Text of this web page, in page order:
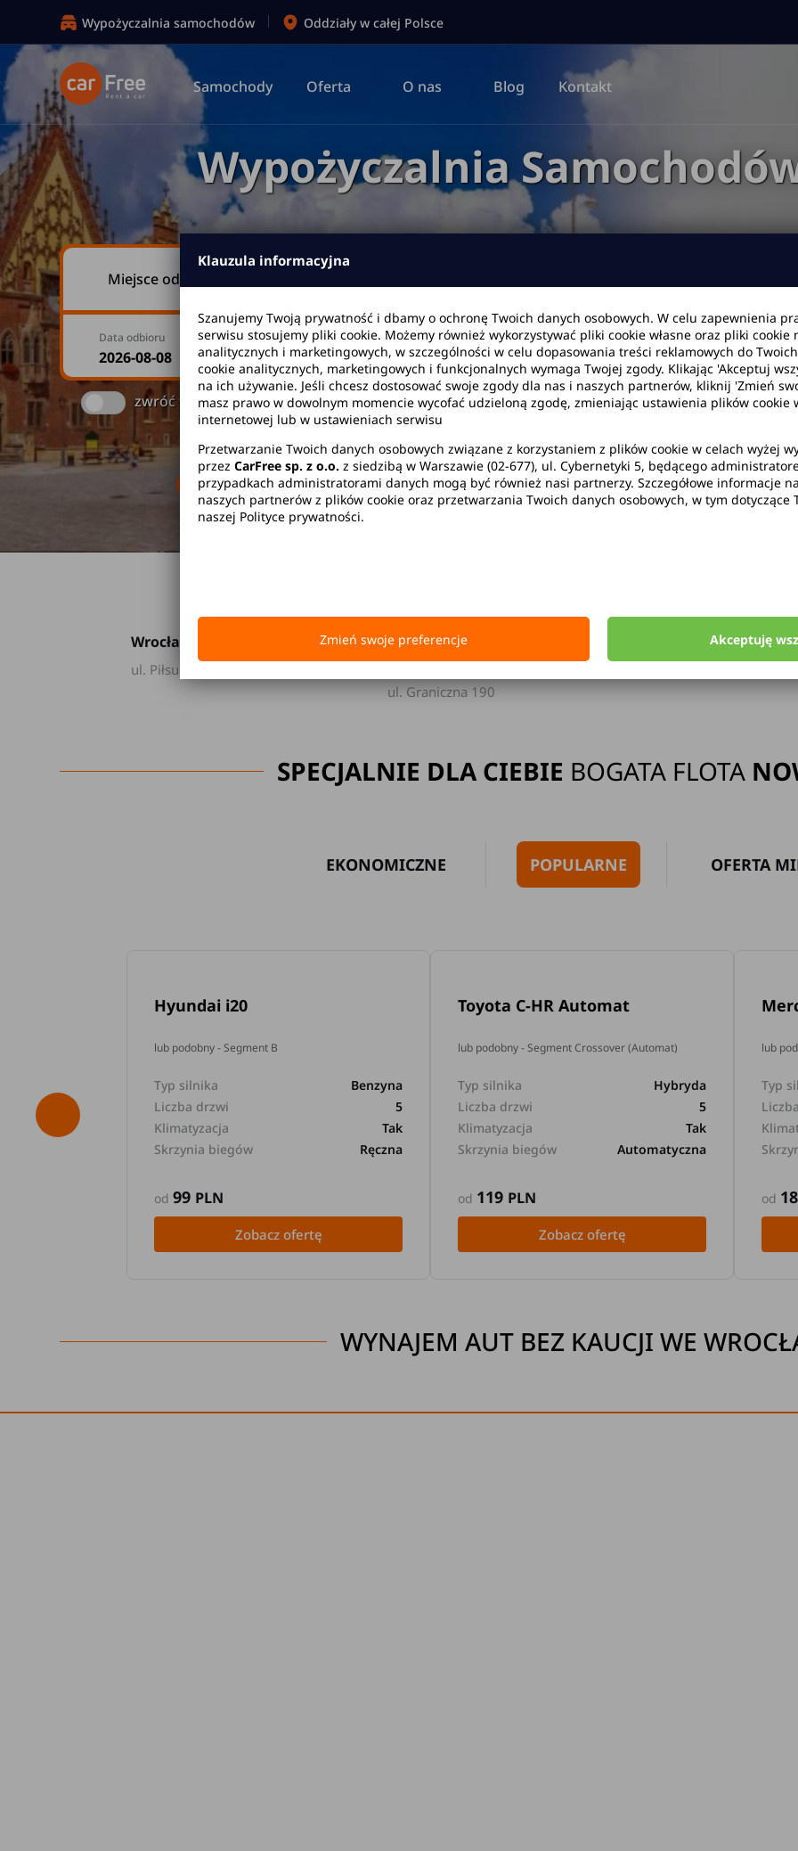
Wypożyczalnia
Miejsce odbioru
Data odbioru Godzina Data zwrotu Godzina
zwróć w innym miejscu
Brak kaucji Brak limitu kilometrów Bezpłatne
Wypożyczalnia samochodów Oddziały w całej Polsce
Samochody Oferta O nas Blog Kontakt
Wrocław
ul. Piłsudskiego 105
Wrocław Lotnisko
ul. Graniczna 190
SPECJALNIE DLA CIEBIE BOGATA FLOTA
EKONOMICZNE POPULARNE OFERTA
Hyundai i20
lub podobny - Segment B
Typ silnika
Benzyna
Liczba drzwi
5
Klimatyzacja
Tak
Skrzynia biegów
Ręczna
od99 PLN
Zobacz ofertę
Toyota C-HR Automat
lub podobny - Segment Crossover (Automat)
Typ silnika
Hybryda
Liczba drzwi
5
Klimatyzacja
Tak
Skrzynia biegów
Automatyczna
od 119 PLN
Zobacz ofertę
lub
Typ
od
WYNAJEM AUT BEZ KAUCJI WE
Klauzula informacyjna
Szanujemy Twoją prywatność i dbamy o ochronę Twoich danych osobowych. W celu zapewnienia
serwisu stosujemy pliki cookie. Możemy również wykorzystywać pliki cookie własne oraz pliki cookie
analitycznych i marketingowych, w szczególności w celu dopasowania treści reklamowych do
cookie analitycznych, marketingowych i funkcjonalnych wymaga Twojej zgody. Klikając 'Akceptuj
na ich używanie. Jeśli chcesz dostosować swoje zgody dla nas i naszych partnerów, kliknij 'Zmień
masz prawo w dowolnym momencie wycofać udzieloną zgodę, zmieniając ustawienia plików cookie
internetowej lub w ustawieniach serwisu
Przetwarzanie Twoich danych osobowych związane z korzystaniem z plików cookie w celach wyżej
przez CarFree sp. z o.o. z siedzibą w Warszawie (02-677), ul. Cybernetyki 5, będącego
przypadkach administratorami danych mogą być również nasi partnerzy. Szczegółowe informacje
naszych partnerów z plików cookie oraz przetwarzania Twoich danych osobowych, w tym
naszej Polityce prywatności.
Zmień swoje preferencje Akceptuję